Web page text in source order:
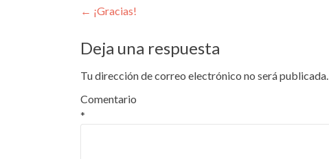
Navegación
de
entradas
← ¡Gracias!
Deja una respuesta
Tu dirección de correo electrónico no será publicada.
Comentario
*